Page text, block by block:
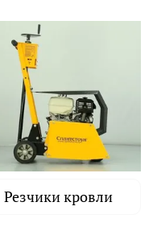
Резчики кровли